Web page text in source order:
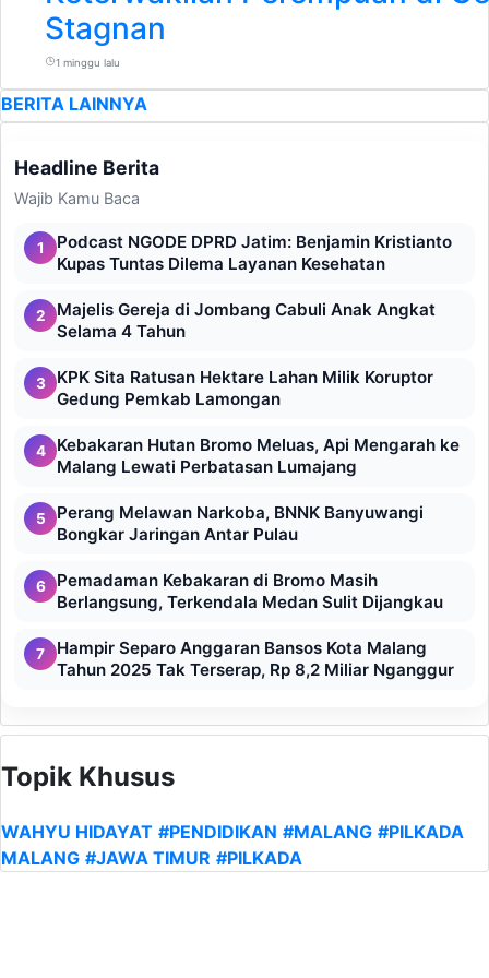
Stagnan
1 minggu lalu
BERITA LAINNYA
Headline Berita
Wajib Kamu Baca
1
Podcast NGODE DPRD Jatim: Benjamin Kristianto
Kupas Tuntas Dilema Layanan Kesehatan
2
Majelis Gereja di Jombang Cabuli Anak Angkat
Selama 4 Tahun
3
KPK Sita Ratusan Hektare Lahan Milik Koruptor
Gedung Pemkab Lamongan
4
Kebakaran Hutan Bromo Meluas, Api Mengarah ke
Malang Lewati Perbatasan Lumajang
5
Perang Melawan Narkoba, BNNK Banyuwangi
Bongkar Jaringan Antar Pulau
6
Pemadaman Kebakaran di Bromo Masih
Berlangsung, Terkendala Medan Sulit Dijangkau
7
Hampir Separo Anggaran Bansos Kota Malang
Tahun 2025 Tak Terserap, Rp 8,2 Miliar Nganggur
Topik Khusus
WAHYU HIDAYAT #PENDIDIKAN #MALANG #PILKADA
MALANG #JAWA TIMUR #PILKADA